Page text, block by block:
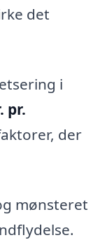
det
i
pr.
der
mønsteret